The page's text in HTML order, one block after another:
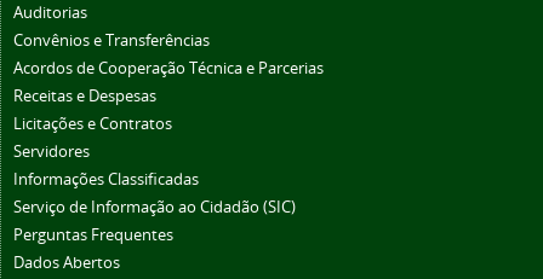
Auditorias
Convênios e Transferências
Acordos de Cooperação Técnica e Parcerias
Receitas e Despesas
Licitações e Contratos
Servidores
Informações Classificadas
Serviço de Informação ao Cidadão (SIC)
Perguntas Frequentes
Dados Abertos